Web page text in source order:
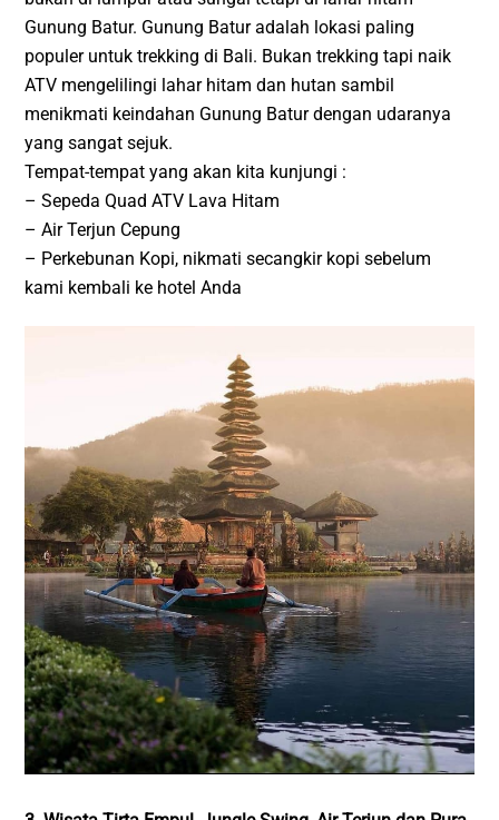
Gunung Batur. Gunung Batur adalah lokasi paling
populer untuk trekking di Bali. Bukan trekking tapi naik
ATV mengelilingi lahar hitam dan hutan sambil
menikmati keindahan Gunung Batur dengan udaranya
yang sangat sejuk.
Tempat-tempat yang akan kita kunjungi :
– Sepeda Quad ATV Lava Hitam
– Air Terjun Cepung
– Perkebunan Kopi, nikmati secangkir kopi sebelum
kami kembali ke hotel Anda